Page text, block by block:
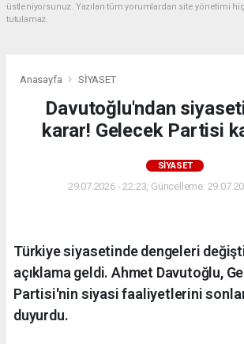
üstleniyorsunuz. Yazılan tüm yorumlardan site yönetimi
tutulamaz.
Anasayfa SİYASET
Davutoğlu'ndan
karar! Gelecek Partisi
SİYASET
29.07.2026 - 22:23, Güncelleme:
Türkiye siyasetinde dengeleri
açıklama geldi. Ahmet Davutoğlu,
Partisi'nin siyasi faaliyetlerini
duyurdu.